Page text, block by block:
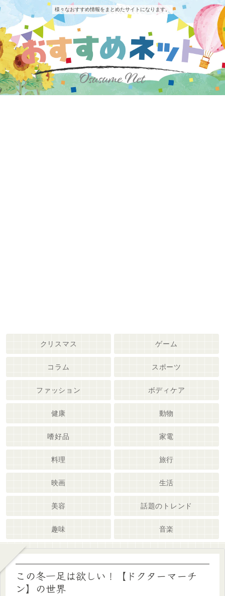
様々なおすすめ情報をまとめたサイトになります。
クリスマス ゲーム
コラム スポーツ
ファッション ボディケア
健康 動物
嗜好品 家電
料理 旅行
映画 生活
美容 話題のトレンド
趣味 音楽
この冬一足は欲しい！【ドクターマーチ
ン】の世界